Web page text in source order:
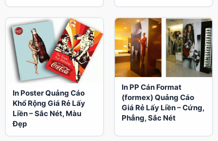
In Poster Quảng Cáo
Khổ Rộng Giá Rẻ Lấy
Liền – Sắc Nét, Màu
Đẹp
In PP Cán Format
(formex) Quảng Cáo
Giá Rẻ Lấy Liền – Cứng,
Phẳng, Sắc Nét